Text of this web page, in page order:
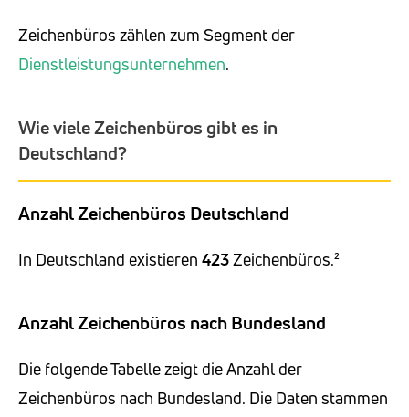
Zeichenbüros zählen zum Segment der
Dienstleistungsunternehmen.
Wie viele Zeichenbüros gibt es in
Deutschland?
Anzahl Zeichenbüros Deutschland
In Deutschland existieren 423Zeichenbüros.²
Anzahl Zeichenbüros nach Bundesland
Die folgende Tabelle zeigt die Anzahl der
Zeichenbüros nach Bundesland. Die Daten stammen